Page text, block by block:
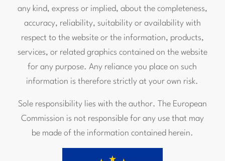
any kind, express or implied, about the completeness,
accuracy, reliability, suitability or availability with
respect to the website or the information, products,
services, or related graphics contained on the website
for any purpose. Any reliance you place on such
information is therefore strictly at your own risk.
Sole responsibility lies with the author. The European
Commission is not responsible for any use that may
be made of the information contained herein.